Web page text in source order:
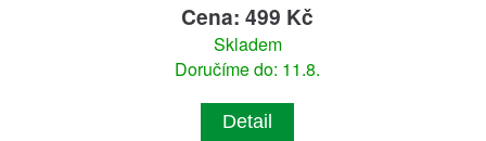
Cena: 499 Kč
Skladem
Doručíme do: 11.8.
Detail